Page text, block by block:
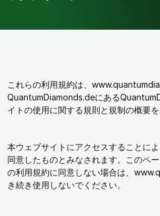
これらの利用規約は、
QuantumDiamonds.deにある
イトの使用に関する規則と規制の概要を
本ウェブサイトにアクセスすることに
同意したものとみなされます。このペ
の利用規約に同意しない場合は、
き続き使用しないでください。